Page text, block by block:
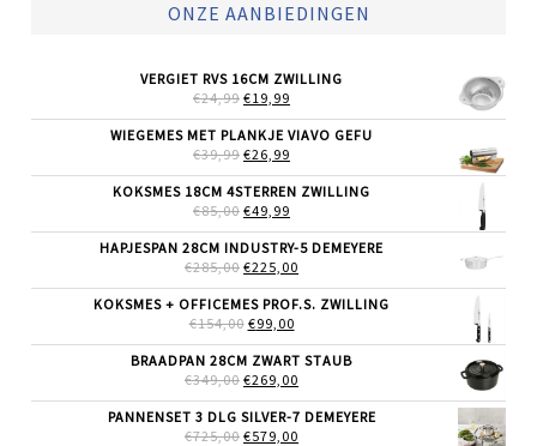
ONZE AANBIEDINGEN
VERGIET RVS 16CM ZWILLING
€24,99 OORSPRONKELIJKE
WAS:
€24,99.
€19,99
IS:
WIEGEMES MET PLANKJE VIAVO GEFU
€39,99 OORSPRONKELIJKE
WAS:
€39,99.
€26,99
IS:
KOKSMES 18CM 4STERREN ZWILLING
€85,00 OORSPRONKELIJKE
WAS:
€85,00.
€49,99
IS:
€49,99.
HAPJESPAN 28CM INDUSTRY-5 DEMEYERE
€285,00 OORSPRONKELIJKE
WAS:
€285,00.
€225,00
IS:
KOKSMES + OFFICEMES PROF.S. ZWILLING
€154,00 OORSPRONKELIJKE
WAS:
€154,00.
€99,00HUIDIGE
IS:
€99,00.
BRAADPAN 28CM ZWART STAUB
€349,00 OORSPRONKELIJKE
WAS:
€349,00.
€269,00
IS:
PANNENSET 3 DLG SILVER-7 DEMEYERE
€725,00 OORSPRONKELIJKE
€579,00